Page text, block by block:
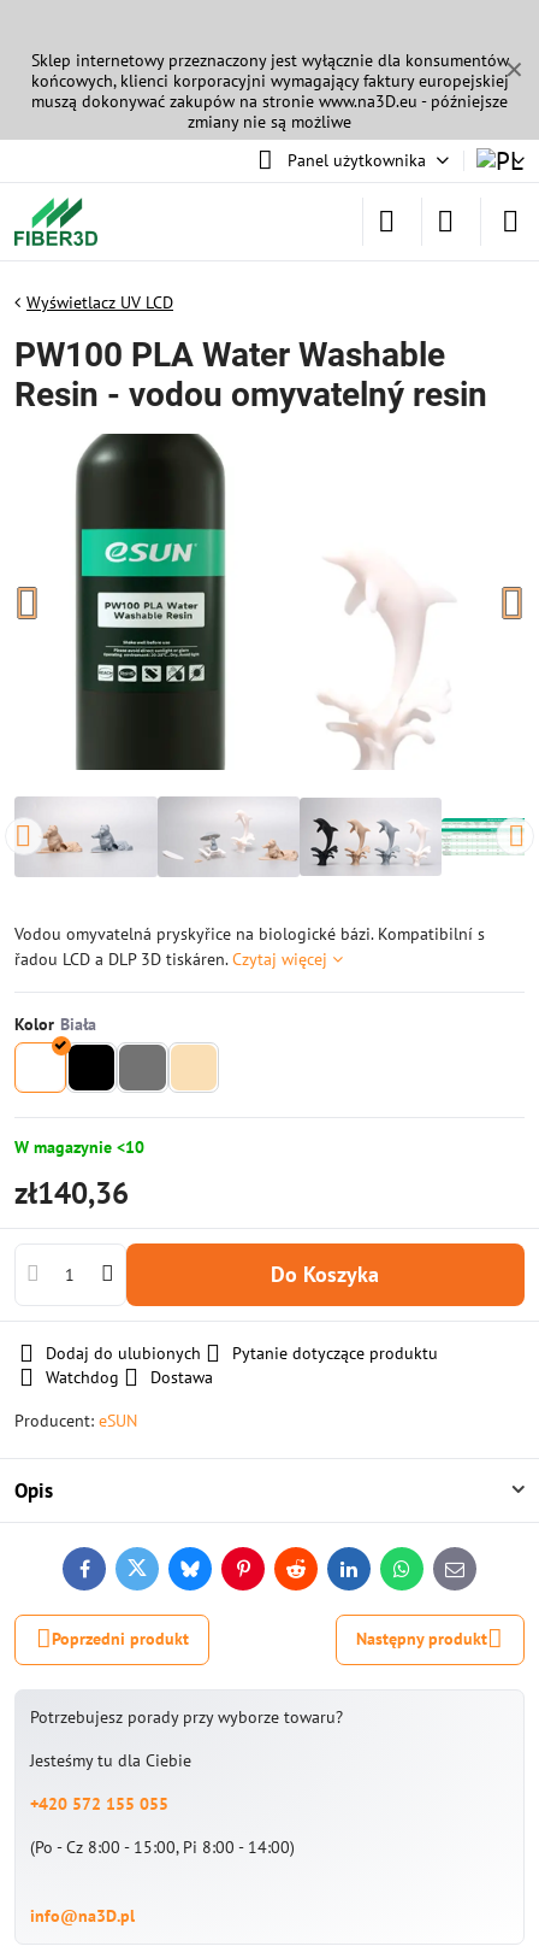
✕
Sklep internetowy przeznaczony jest wyłącznie dla konsumentów
końcowych, klienci korporacyjni wymagający faktury europejskiej
muszą dokonywać zakupów na stronie www.na3D.eu - późniejsze
zmiany nie są możliwe
Panel użytkownika
Wyświetlacz UV LCD
PW100 PLA Water Washable
Resin - vodou omyvatelný resin
Vodou omyvatelná pryskyřice na biologické bázi. Kompatibilní s
řadou LCD a DLP 3D tiskáren.Czytaj więcej
Kolor
W magazynie <10
zł140,36
Do Koszyka
Dodaj do ulubionych
Pytanie dotyczące produktu
Watchdog
Dostawa
Producent: eSUN
Opis
FacebookTwitterBlueskyPinterestReddit LinkedInWhatsApp
E-
mail
Poprzedni produkt Następny produkt
Potrzebujesz porady przy wyborze towaru?
Jesteśmy tu dla Ciebie
+420 572 155 055
(Po - Cz 8:00 - 15:00, Pi 8:00 - 14:00)
info@na3D.pl